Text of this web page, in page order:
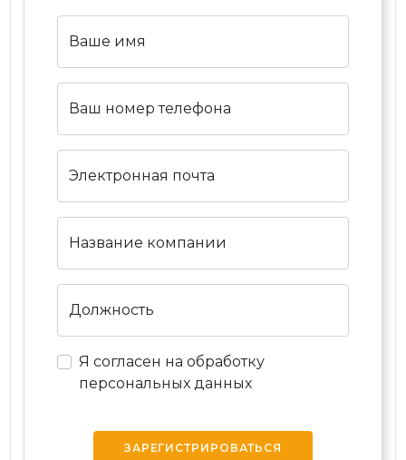
Ваше имя
Ваш номер телефона
Электронная почта
Название компании
Должность
Я согласен на обработку
персональных данных
ЗАРЕГИСТРИРОВАТЬСЯ